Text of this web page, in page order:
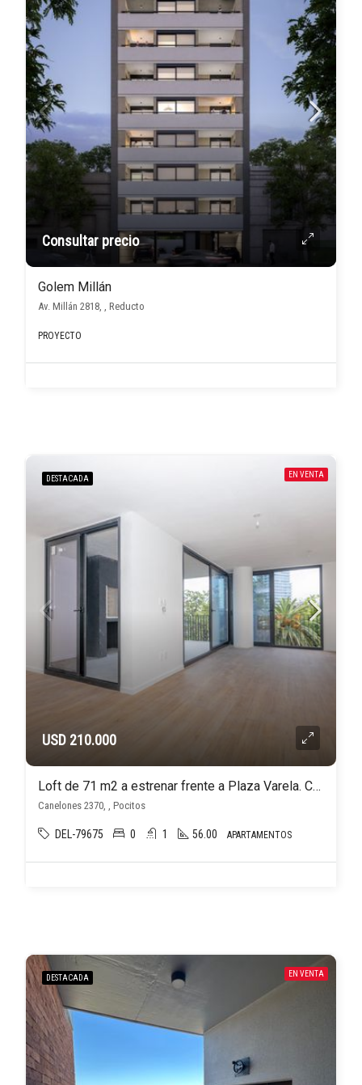
Consultar precio
Golem Millán
Av. Millán 2818, , Reducto
PROYECTO
DESTACADA EN VENTA
USD 210.000
Loft de 71 m2 a estrenar frente a Plaza Varela. Con cochera. Sin gastos de ocupación!
Canelones 2370, , Pocitos
DEL-79675 0 1 56.00 APARTAMENTOS
DESTACADA EN VENTA